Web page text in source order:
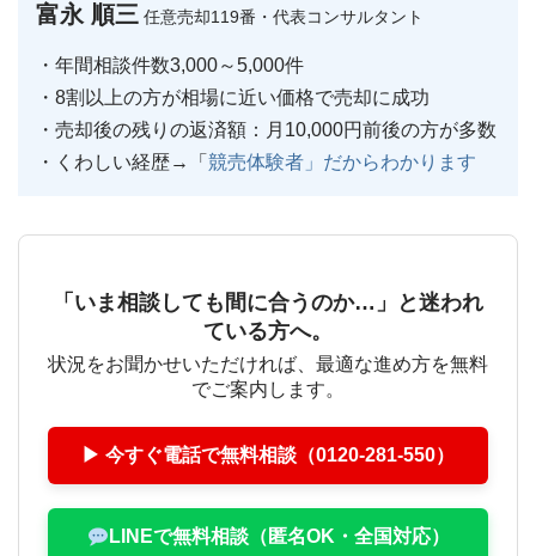
富永 順三 任意売却119番・代表コンサルタント
・年間相談件数3,000～5,000件
・8割以上の方が相場に近い価格で売却に成功
・売却後の残りの返済額：月10,000円前後の方が多数
・くわしい経歴→「 競売体験者」だからわかります
「いま相談しても間に合うのか…」と迷われ
ている方へ。
状況をお聞かせいただければ、最適な進め方を無料
でご案内します。
▶ 今すぐ電話で無料相談（0120-281-550）
LINEで無料相談（匿名OK・全国対応）